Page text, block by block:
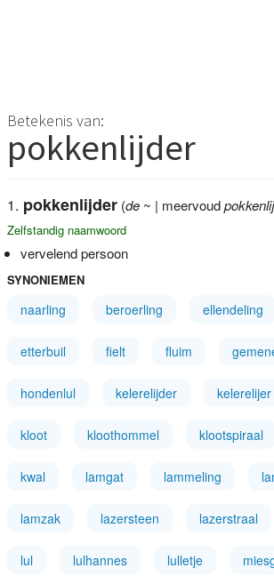
Betekenis van:
pokkenlijder
pokkenlijder(de~ | meervoud
Zelfstandig naamwoord
vervelend persoon
SYNONIEMEN
naarling beroerling ellendeling
etterbuil fielt fluim
hondenlul kelerelijder kelerelijer
kloot kloothommel klootspiraal
kwal lamgat lammeling
lamzak lazersteen lazerstraal
lul lulhannes lulletje